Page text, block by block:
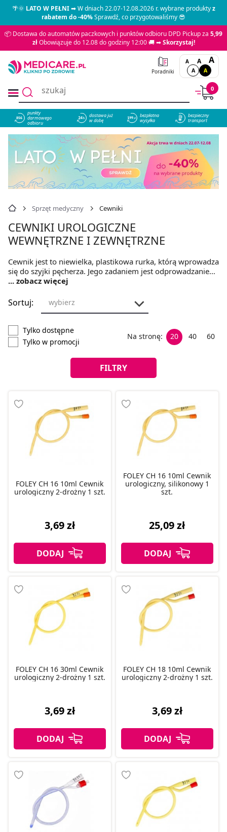
🌴🌞LATO W PEŁNI➡ W dniach 22.07-12.08.2026 r. wybrane produktyz
rabatem do -40%Sprawdź, co przygotowaliśmy 😎
📦 Dostawa do automatów paczkowych i punktów odbioru DPD Pickup za 5,99
złObowiązuje do 12.08 do godziny 12:00 🚚 ➡Skorzystaj!
Poradniki
A A A
A A
0
856
punkty
darmowego
odbioru
dostawa już
w dobę
bezpłatna
wysyłka
bezpieczny
transport
Sprzęt medyczny Cewniki
CEWNIKI UROLOGICZNE
WEWNĘTRZNE I ZEWNĘTRZNE
Cewnik jest to niewielka, plastikowa rurka, którą wprowadza
się do szyjki pęcherza. Jego zadaniem jest odprowadzanie
moczu.W naszej ofercie znajdziesz cewniki Foley oraz
... zobacz więcej
Sortuj: wybierz
Tylko dostępne
Tylko w promocji
Na stronę: 20 40 60
FILTRY
FOLEY CH 16 10ml Cewnik
urologiczny 2-drożny 1 szt.
3,69 zł
FOLEY CH 16 10ml Cewnik
urologiczny, silikonowy 1
szt.
25,09 zł
FOLEY CH 16 30ml Cewnik
urologiczny 2-drożny 1 szt.
3,69 zł
FOLEY CH 18 10ml Cewnik
urologiczny 2-drożny 1 szt.
3,69 zł